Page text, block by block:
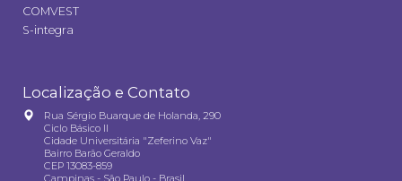
COMVEST
S-integra
Localização e Contato
Rua Sérgio Buarque de Holanda, 290
Ciclo Básico II
Cidade Universitária "Zeferino Vaz"
Bairro Barão Geraldo
CEP 13083-859
Campinas - São Paulo - Brasil